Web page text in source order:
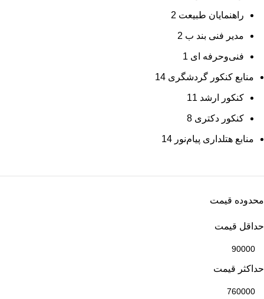
راهنمایان طبیعت 2
مدیر فنی بند ب 2
فنی‌وحرفه‌ ای 1
منابع کنکور گردشگری 14
کنکور ارشد 11
کنکور دکتری 8
منابع هتلداری پیام‌نور 14
محدوده قیمت
حداقل قیمت
حداكثر قيمت